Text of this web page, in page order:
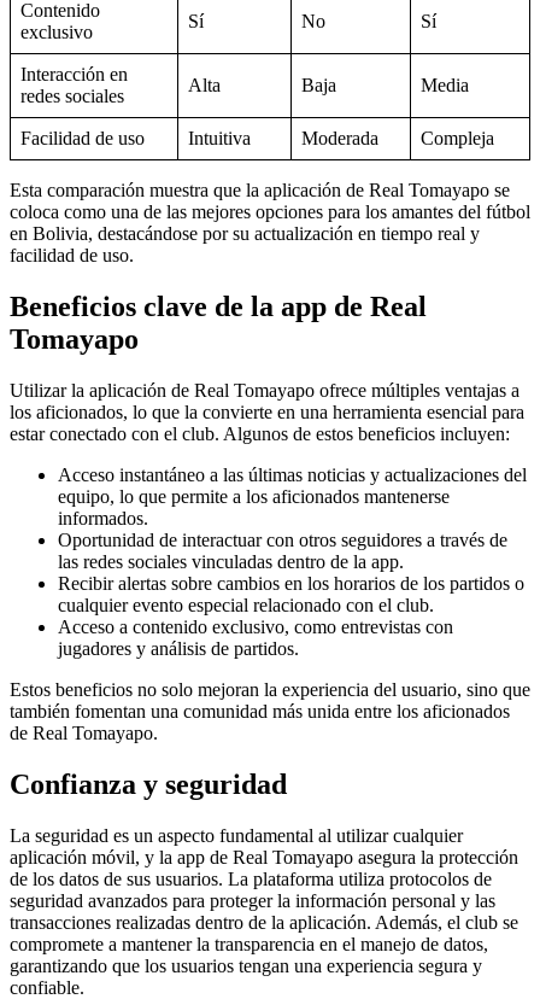
Contenido
exclusivo
Sí No Sí
Interacción en
redes sociales
Alta Baja Media
Facilidad de uso Intuitiva Moderada Compleja
Esta comparación muestra que la aplicación de Real Tomayapo se
coloca como una de las mejores opciones para los amantes del fútbol
en Bolivia, destacándose por su actualización en tiempo real y
facilidad de uso.
Beneficios clave de la app de Real
Tomayapo
Utilizar la aplicación de Real Tomayapo ofrece múltiples ventajas a
los aficionados, lo que la convierte en una herramienta esencial para
estar conectado con el club. Algunos de estos beneficios incluyen:
Acceso instantáneo a las últimas noticias y actualizaciones del
equipo, lo que permite a los aficionados mantenerse
informados.
Oportunidad de interactuar con otros seguidores a través de
las redes sociales vinculadas dentro de la app.
Recibir alertas sobre cambios en los horarios de los partidos o
cualquier evento especial relacionado con el club.
Acceso a contenido exclusivo, como entrevistas con
jugadores y análisis de partidos.
Estos beneficios no solo mejoran la experiencia del usuario, sino que
también fomentan una comunidad más unida entre los aficionados
de Real Tomayapo.
Confianza y seguridad
La seguridad es un aspecto fundamental al utilizar cualquier
aplicación móvil, y la app de Real Tomayapo asegura la protección
de los datos de sus usuarios. La plataforma utiliza protocolos de
seguridad avanzados para proteger la información personal y las
transacciones realizadas dentro de la aplicación. Además, el club se
compromete a mantener la transparencia en el manejo de datos,
garantizando que los usuarios tengan una experiencia segura y
confiable.